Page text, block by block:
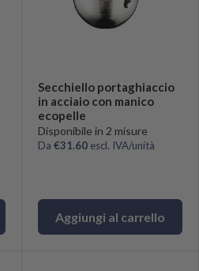
Secchiello portaghiaccio
in acciaio con manico
ecopelle
Disponibile in 2 misure
Da €31.60 escl. IVA/unità
Aggiungi al carrello